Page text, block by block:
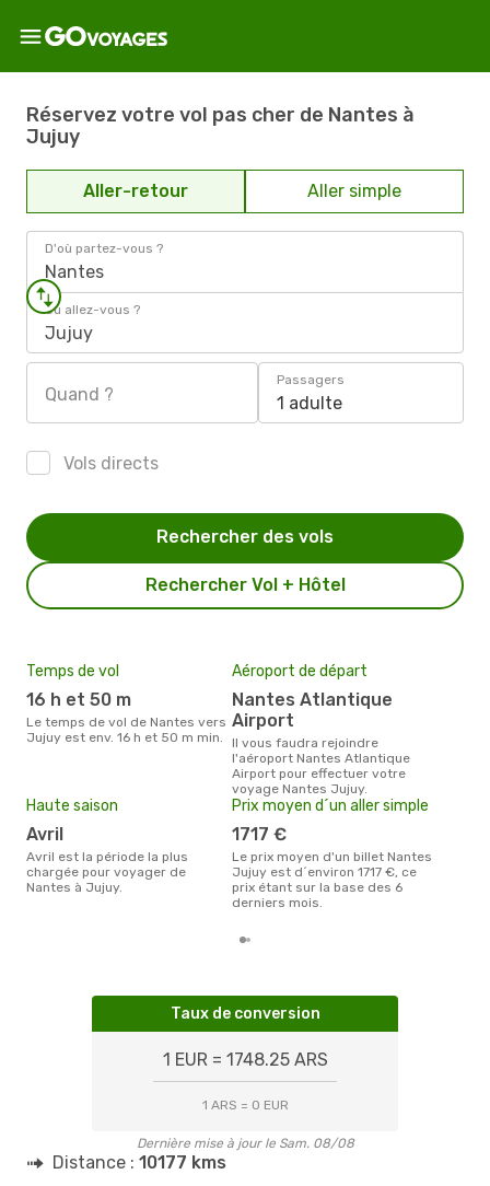
Réservez votre vol pas cher de Nantes à
Jujuy
Aller-retour Aller simple
D'où partez-vous ?
Nantes
Où allez-vous ?
Jujuy
Quand ?
Passagers
1 adulte
Vols directs
Rechercher Vol + Hôtel
Rechercher des vols
Temps de vol
16 h et 50 m
Le temps de vol de Nantes vers
Jujuy est env. 16 h et 50 m min.
Aéroport de départ
Nantes Atlantique
Airport
Il vous faudra rejoindre
l'aéroport Nantes Atlantique
Airport pour effectuer votre
voyage Nantes Jujuy.
Haute saison
avril
avril est la période la plus
chargée pour voyager de
Nantes à Jujuy.
Prix moyen d´un aller simple
1717 €
Le prix moyen d'un billet Nantes
Jujuy est d´environ 1717 €, ce
prix étant sur la base des 6
derniers mois.
Taux de conversion
1 EUR = 1748.25 ARS
1 ARS = 0 EUR
Dernière mise à jour le Sam. 08/08
Distance : 10177 kms